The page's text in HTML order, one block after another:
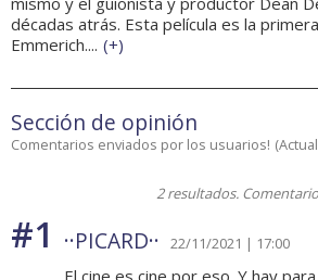
décadas atrás. Esta película es la
Emmerich.... (+)
Sección de opinión
Comentarios enviados por los usuarios! (
2 resultados.
#1 ··PICARD·· 22/11/2021 | 17:00